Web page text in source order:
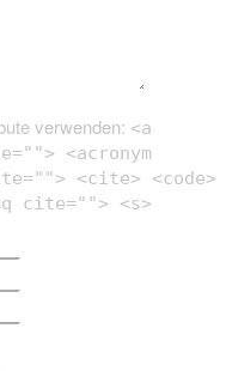
verwenden: <a
<acronym
<cite> <code>
cite=""> <s>